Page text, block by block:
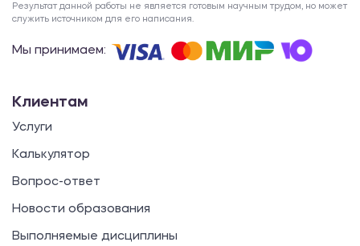
Результат данной работы не является готовым научным трудом, но может
служить источником для его написания.
Мы принимаем:
Клиентам
Услуги
Калькулятор
Вопрос-ответ
Новости образования
Выполняемые дисциплины